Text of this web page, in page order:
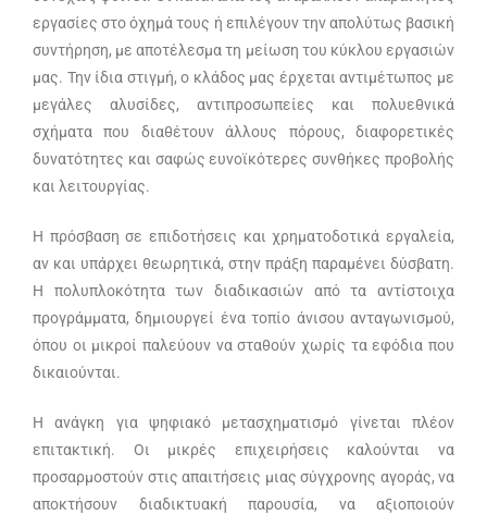
εργασίες στο όχημά τους ή επιλέγουν την απολύτως βασική
συντήρηση, με αποτέλεσμα τη μείωση του κύκλου εργασιών
μας. Την ίδια στιγμή, ο κλάδος μας έρχεται αντιμέτωπος με
μεγάλες αλυσίδες, αντιπροσωπείες και πολυεθνικά
σχήματα που διαθέτουν άλλους πόρους, διαφορετικές
δυνατότητες και σαφώς ευνοϊκότερες συνθήκες προβολής
και λειτουργίας.
Η πρόσβαση σε επιδοτήσεις και χρηματοδοτικά εργαλεία,
αν και υπάρχει θεωρητικά, στην πράξη παραμένει δύσβατη.
Η πολυπλοκότητα των διαδικασιών από τα αντίστοιχα
προγράμματα, δημιουργεί ένα τοπίο άνισου ανταγωνισμού,
όπου οι μικροί παλεύουν να σταθούν χωρίς τα εφόδια που
δικαιούνται.
Η ανάγκη για ψηφιακό μετασχηματισμό γίνεται πλέον
επιτακτική. Οι μικρές επιχειρήσεις καλούνται να
προσαρμοστούν στις απαιτήσεις μιας σύγχρονης αγοράς, να
αποκτήσουν διαδικτυακή παρουσία, να αξιοποιούν